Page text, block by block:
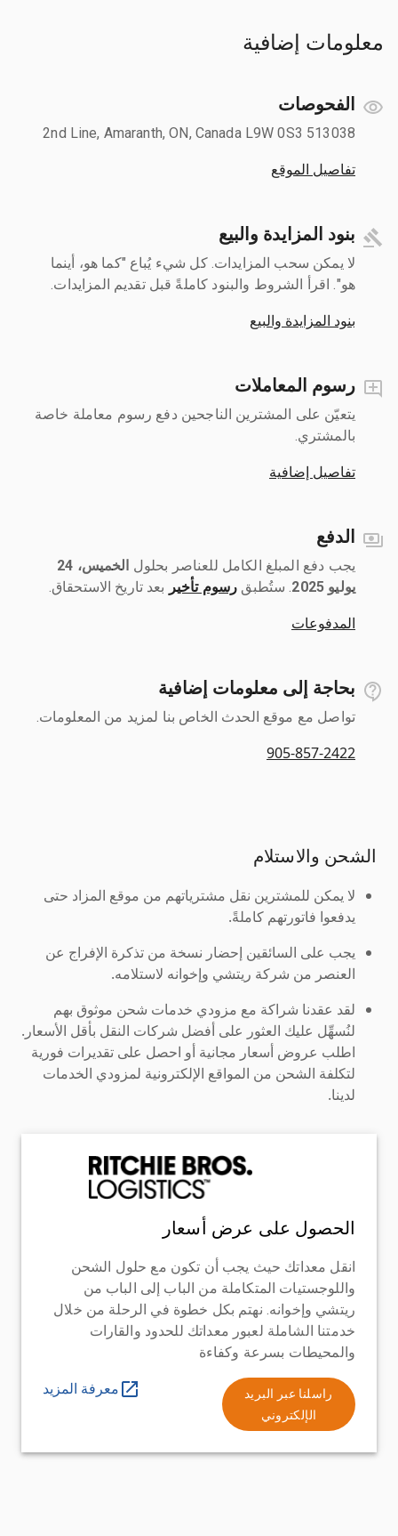
معلومات إضافية
الفحوصات
513038 2nd Line, Amaranth, ON, Canada L9W 0S3
تفاصيل الموقع
بنود المزايدة والبيع
لا يمكن سحب المزايدات. كل شيء يُباع "كما هو، أينما
هو". اقرأ الشروط والبنود كاملةً قبل تقديم المزايدات.
بنود المزايدة والبيع
رسوم المعاملات
يتعيّن على المشترين الناجحين دفع رسوم معاملة خاصة
بالمشتري.
تفاصيل إضافية
الدفع
يجب دفع المبلغ الكامل للعناصر بحلول ‎
الخميس، 24
يوليو 2025
رسوم تأخير بعد تاريخ الاستحقاق.
المدفوعات
بحاجة إلى معلومات إضافية
تواصل مع موقع الحدث الخاص بنا لمزيد من المعلومات.
905-857-2422
الشحن والاستلام
لا يمكن للمشترين نقل مشترياتهم من موقع المزاد حتى
يدفعوا فاتورتهم كاملةً.
يجب على السائقين إحضار نسخة من تذكرة الإفراج عن
العنصر من شركة ريتشي وإخوانه لاستلامه.
لقد عقدنا شراكة مع مزودي خدمات شحن موثوق بهم
لنُسهِّل عليك العثور على أفضل شركات النقل بأقل الأسعار.
اطلب عروض أسعار مجانية أو احصل على تقديرات فورية
لتكلفة الشحن من المواقع الإلكترونية لمزودي الخدمات
لدينا.
الحصول على عرض أسعار
انقل معداتك حيث يجب أن تكون مع حلول الشحن
واللوجستيات المتكاملة من الباب إلى الباب من
ريتشي وإخوانه. نهتم بكل خطوة في الرحلة من خلال
خدمتنا الشاملة لعبور معداتك للحدود والقارات
والمحيطات بسرعة وكفاءة
راسلنا عبر البريد
الإلكتروني
معرفة المزيد